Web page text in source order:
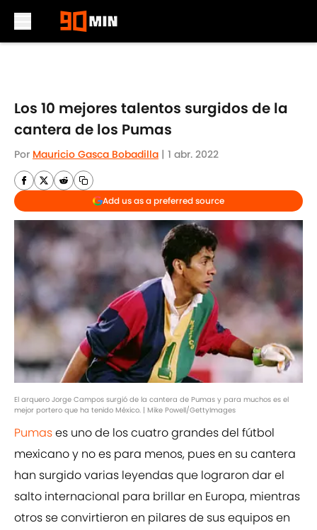
Los 10 mejores talentos surgidos de la
cantera de los Pumas
Por Mauricio Gasca Bobadilla | 1 abr. 2022
Add us as a preferred source
El arquero Jorge Campos surgió de la cantera de Pumas y para muchos es el
mejor portero que ha tenido México. | Mike Powell/GettyImages
Pumases uno de los cuatro grandes del fútbol
mexicano y no es para menos, pues en su cantera
han surgido varias leyendas que lograron dar el
salto internacional para brillar en Europa, mientras
otros se convirtieron en pilares de sus equipos en